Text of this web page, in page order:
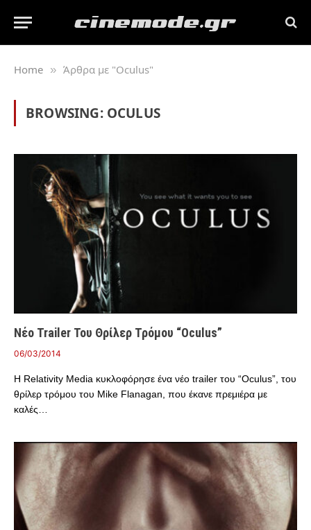
Home » Άρθρα με "Oculus"
BROWSING: OCULUS
Νέο Trailer Του Θρίλερ Τρόμου “Oculus”
06/03/2014
Η Relativity Media κυκλοφόρησε ένα νέο trailer του “Oculus”, του
θρίλερ τρόμου του Mike Flanagan, που έκανε πρεμιέρα με
καλές…